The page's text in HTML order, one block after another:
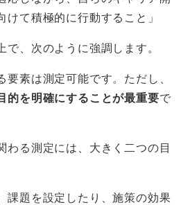
けて積極的に行動すること」
で、次のように強調します。
要素は測定可能です。ただし、
的を明確にすることが最重要で
わる測定には、大きく二つの目
課題を設定したり、施策の効果